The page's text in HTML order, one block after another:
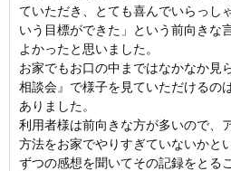
ていただき、とても喜んでいらっし
いう目標ができた」という前向きな
よかったと思いました。
お家でもお口の中まではなかなか見
相談会』で様子を見ていただけるの
ありました。
利用者様は前向きな方が多いので、
方法をお家でやりすぎていないかと
ずつの感想を聞いてその記録をとる